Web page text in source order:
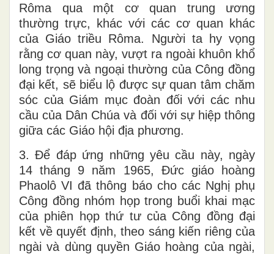
Rôma qua một cơ quan trung ương
thường trực, khác với các cơ quan khác
của Giáo triều Rôma. Người ta hy vọng
rằng cơ quan này, vượt ra ngoài khuôn khổ
long trọng và ngoại thường của Công đồng
đại kết, sẽ biểu lộ được sự quan tâm chăm
sóc của Giám mục đoàn đối với các nhu
cầu của Dân Chúa và đối với sự hiệp thông
giữa các Giáo hội địa phương.
3. Để đáp ứng những yêu cầu này, ngày
14 tháng 9 năm 1965, Đức giáo hoàng
Phaolô VI đã thông báo cho các Nghị phụ
Công đồng nhóm họp trong buổi khai mạc
của phiên họp thứ tư của Công đồng đại
kết về quyết định, theo sáng kiến riêng của
ngài và dùng quyền Giáo hoàng của ngài,